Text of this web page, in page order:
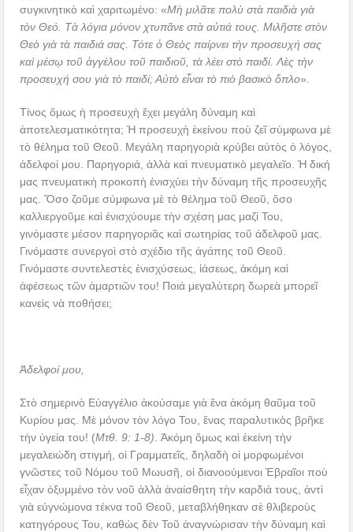
συγκινητικὸ καὶ χαριτωμένο: «Μὴ μιλᾶτε πολὺ στὰ παιδιὰ γιὰ
τὸν Θεό. Τὰ λόγια μόνον χτυπᾶνε στὰ αὐτιά τους. Μιλῆστε στὸν
Θεὸ γιὰ τὰ παιδιά σας. Τότε ὁ Θεὸς παίρνει τὴν προσευχή σας
καὶ μέσῳ τοῦ ἀγγέλου τοῦ παιδιοῦ, τὰ λέει στὸ παιδί. Λὲς τὴν
προσευχή σου γιὰ τὸ παιδί; Αὐτὸ εἶναι τὸ πιὸ βασικὸ ὅπλο».
Τίνος ὅμως ἡ προσευχὴ ἔχει μεγάλη δύναμη καὶ
ἀποτελεσματικότητα; Ἡ προσευχὴ ἐκείνου ποὺ ζεῖ σύμφωνα μὲ
τὸ θέλημα τοῦ Θεοῦ. Μεγάλη παρηγοριὰ κρύβει αὐτὸς ὁ λόγος,
ἀδελφοί μου. Παρηγοριά, ἀλλὰ καὶ πνευματικὸ μεγαλεῖο. Ἡ δική
μας πνευματικὴ προκοπὴ ἐνισχύει τὴν δύναμη τῆς προσευχῆς
μας. Ὅσο ζοῦμε σύμφωνα μὲ τὸ θέλημα τοῦ Θεοῦ, ὅσο
καλλιεργοῦμε καὶ ἐνισχύουμε τὴν σχέση μας μαζί Του,
γινόμαστε μέσον παρηγοριᾶς καὶ σωτηρίας τοῦ ἀδελφοῦ μας.
Γινόμαστε συνεργοὶ στὸ σχέδιο τῆς ἀγάπης τοῦ Θεοῦ.
Γινόμαστε συντελεστὲς ἐνισχύσεως, ἰάσεως, ἀκόμη καὶ
ἀφέσεως τῶν ἁμαρτιῶν του! Ποιά μεγαλύτερη δωρεὰ μπορεῖ
κανεὶς νὰ ποθήσει;
Ἀδελφοί μου,
Στὸ σημερινὸ Εὐαγγέλιο ἀκούσαμε γιὰ ἕνα ἀκόμη θαῦμα τοῦ
Κυρίου μας. Μὲ μόνον τὸν λόγο Του, ἕνας παραλυτικὸς βρῆκε
τὴν ὑγεία του! (Μτθ. 9: 1-8) . Ἀκόμη ὅμως καὶ ἐκείνη τὴν
μεγαλειώδη στιγμή, οἱ Γραμματεῖς, δηλαδὴ οἱ μορφωμένοι
γνῶστες τοῦ Νόμου τοῦ Μωυσῆ, οἱ διανοούμενοι Ἑβραῖοι ποὺ
εἶχαν ὀξυμμένο τὸν νοῦ ἀλλὰ ἀναίσθητη τὴν καρδιά τους, ἀντὶ
γιὰ εὐγνώμονα τέκνα τοῦ Θεοῦ, μεταβλήθηκαν σὲ θλιβεροὺς
κατηγόρους Του, καθὼς δὲν Τοῦ ἀναγνώρισαν τὴν δύναμη καὶ